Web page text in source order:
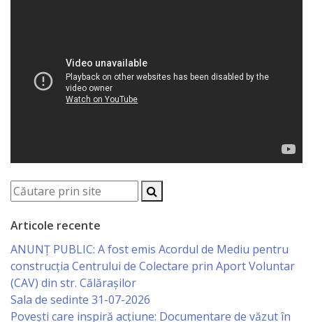
Viteazul”
Școala
de
Rezerve
Olimpice
Călărași
Stadionul
Articole recente
ANUNȚ PUBLIC: A fost emis Acordul de Mediu pentru
construcția Centrului de Colectare prin Aport Voluntar
(CAV) din str. Călărașilor
Sala de sedinte 31-07-2026
Povești care inspiră acțiune: Documentare de văzut în